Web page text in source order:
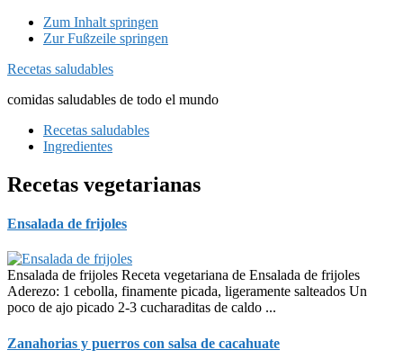
Zum Inhalt springen
Zur Fußzeile springen
Recetas saludables
comidas saludables de todo el mundo
Recetas saludables
Ingredientes
Recetas vegetarianas
Ensalada de frijoles
Ensalada de frijoles Receta vegetariana de Ensalada de frijoles
Aderezo: 1 cebolla, finamente picada, ligeramente salteados Un
poco de ajo picado 2-3 cucharaditas de caldo ...
Zanahorias y puerros con salsa de cacahuate